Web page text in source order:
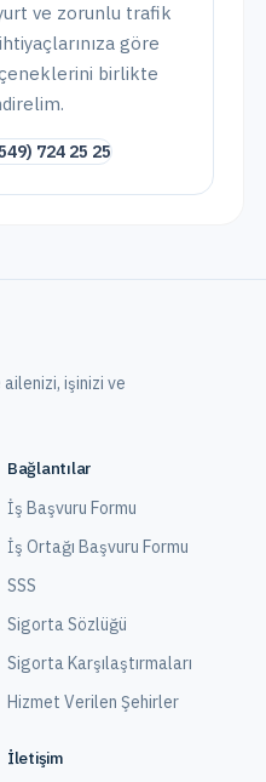
ve zorunlu trafik
göre
birlikte
724 25 25
işinizi ve
Bağlantılar
İş Başvuru Formu
İş Ortağı Başvuru Formu
SSS
Sigorta Sözlüğü
Sigorta Karşılaştırmaları
Hizmet Verilen Şehirler
İletişim